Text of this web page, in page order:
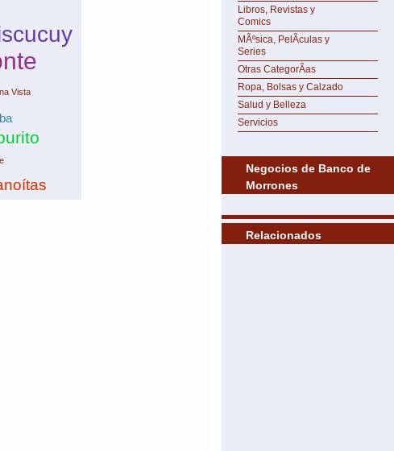
Vista
Libros, Revistas y
Comics
MÃºsica, PelÃ­culas y
Series
Otras CategorÃ­as
Ropa, Bolsas y Calzado
Salud y Belleza
Servicios
Negocios de Banco de
Morrones
Relacionados